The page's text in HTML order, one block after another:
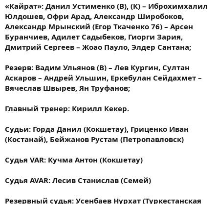
«Кайрат»: Данил Устименко (В), (К) – Иброхимхалил
Юлдошев, Офри Арад, Александр Широбоков,
Александр Мрынский (Егор Ткаченко 76) – Арсен
Буранчиев, Адилет Садыбеков, Гиорги Зария,
Дмитрий Сергеев – Жоао Пауло, ​Элдер Сантана;
Резерв: Вадим Ульянов (В) – Лев Кургин, Султан
Аскаров – Андрей Ульшин, Еркебулан Сейдахмет –
Вячеслав Швырев, Ян Труфанов;
Главный тренер: Кирилл Кекер.
Судьи: Горда Данил (Кокшетау), Гриценко Иван
(Костанай), Бейжанов Рустам (Петропавловск)
Судья VAR: Кучма Антон (Кокшетау)
Судья AVAR: Лесив Станислав (Семей)
Резервный судья: Усенбаев Нурхат (Туркестанская